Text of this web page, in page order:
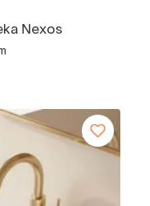
Nexos